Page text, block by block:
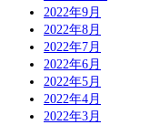
2022年9月
2022年8月
2022年7月
2022年6月
2022年5月
2022年4月
2022年3月